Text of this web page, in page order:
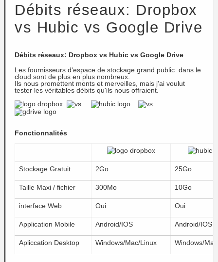
Débits réseaux: Dropbox
vs Hubic vs Google Drive
Débits réseaux: Dropbox vs Hubic vs Google Drive
Les fournisseurs d'espace de stockage grand public dans le
cloud sont de plus en plus nombreux.
Ils nous promettent monts et merveilles, mais j'ai voulut
tester les véritables débits qu'ils nous offraient.
Fonctionnalités
Stockage Gratuit 2Go 25Go
Taille Maxi / fichier 300Mo 10Go
interface Web Oui Oui
Application Mobile Android/IOS Android/IOS
Apliccation Desktop Windows/Mac/Linux Windows/